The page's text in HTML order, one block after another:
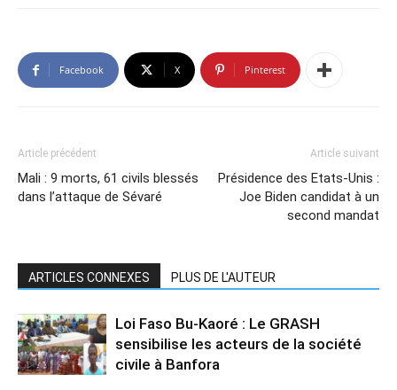
Facebook X Pinterest
Article précédent
Mali : 9 morts, 61 civils blessés
dans l’attaque de Sévaré
Article suivant
Présidence des Etats-Unis :
Joe Biden candidat à un
second mandat
ARTICLES CONNEXES PLUS DE L'AUTEUR
Loi Faso Bu-Kaoré : Le GRASH
sensibilise les acteurs de la société
civile à Banfora